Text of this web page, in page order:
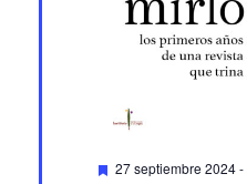
Featured
27 septiembre 2024-